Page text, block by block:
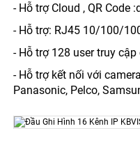
- Hỗ trợ Cloud , QR
- Hỗ trợ: RJ45 10/100/
- Hỗ trợ 128 user truy
- Hỗ trợ kết nối với
Panasonic, Pelco,